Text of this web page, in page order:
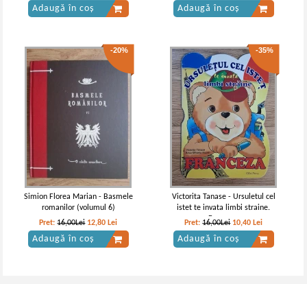
Adaugă în coș Adaugă în coș
-20%
Simion Florea Marian - Basmele
romanilor (volumul 6)
Pret:16,00Lei 12,80 Lei
Adaugă în coș
-35%
Victorita Tanase - Ursuletul cel
istet te invata limbi straine.
Franceza
Pret:16,00Lei 10,40 Lei
Adaugă în coș